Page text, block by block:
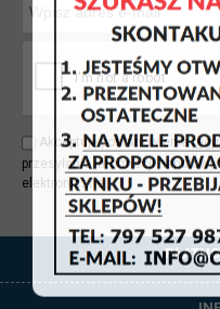
Akceptuję postanowienia
przesyłanie informacji
elektronicznej.